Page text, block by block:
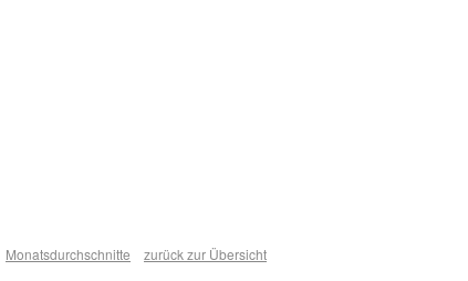
Monatsdurchschnitte zurück zur Übersicht